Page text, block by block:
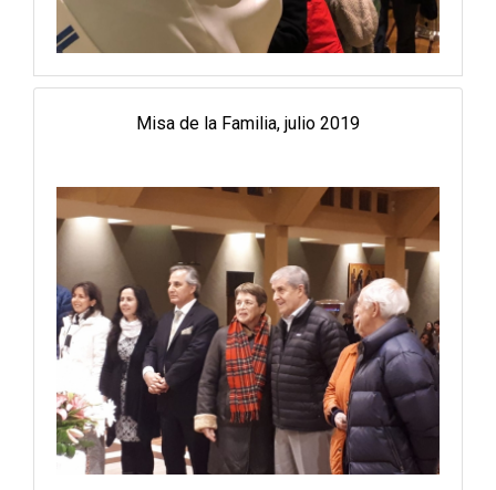
Misa de la Familia, julio 2019